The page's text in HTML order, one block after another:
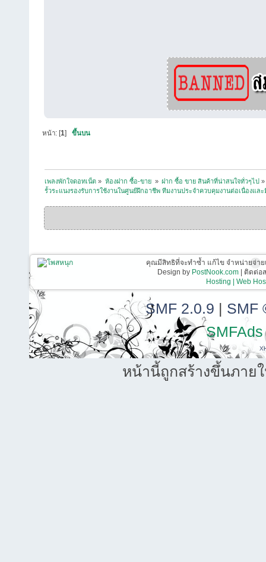
หน้า: [1]ขึ้นบน
เพลงพักใจดอทเน็ต » ห้องฝาก ซื้อ-ขาย » ฝาก ซื้อ ขาย สินค้าที่น่าสนใจทั่วๆไป »
รั้วระแนงรองรับการใช้งานในศูนย์ฝึกอาชีพ ทีมงานประจำควบคุมงานต่อเนื่องแ
คุณมีสิทธิที่จะทำซ้ำ แก้ไข จำหน่ายจ่า
Design by PostNook.com| ติดต่อส
Hosting | Web
SMF 2.0.9 | SMF
SMFAds
หน้านี้ถูกสร้างขึ้นภาย